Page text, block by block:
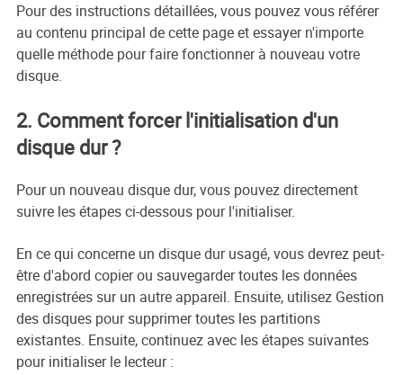
Pour des instructions détaillées, vous pouvez vous référer
au contenu principal de cette page et essayer n'importe
quelle méthode pour faire fonctionner à nouveau votre
disque.
2. Comment forcer l'initialisation d'un
disque dur ?
Pour un nouveau disque dur, vous pouvez directement
suivre les étapes ci-dessous pour l'initialiser.
En ce qui concerne un disque dur usagé, vous devrez peut-
être d'abord copier ou sauvegarder toutes les données
enregistrées sur un autre appareil. Ensuite, utilisez Gestion
des disques pour supprimer toutes les partitions
existantes. Ensuite, continuez avec les étapes suivantes
pour initialiser le lecteur :